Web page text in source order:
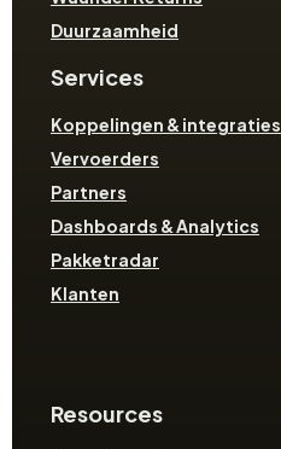
Duurzaamheid
Services
Koppelingen & integraties
Vervoerders
Partners
Dashboards & Analytics
Pakketradar
Klanten
Resources